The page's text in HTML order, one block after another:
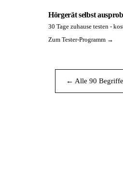
Hörgerät selbst
30 Tage zuhause testen -
Zum Tester-Programm →
← Alle 90 Begriffe